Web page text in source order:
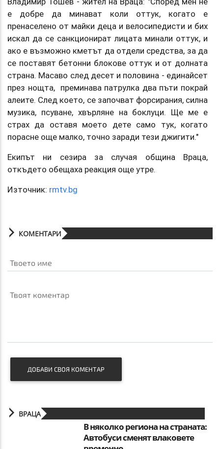
е добре да минават коли оттук, когато е
пренаселено от майки деца и велосипедисти и бих
искал да се санкционират лицата минали оттук, и
ако е възможно кметът да отдели средства, за да
се поставят бетонни блокове оттук и от долната
страна. Масаво след десет и половина - единайсет
през нощта, преминава патрулка два пъти покрай
алеите. След което, се започват форсирания, силна
музика, псуване, хвърляне на боклуци. Ще ме е
страх да оставя моето дете само тук, когато
порасне още малко, точно заради тези джигити."
Екипът ни сезира за случая община Враца,
откъдето обещаха реакция още утре.
Източник: rmtv.bg
КОМЕНТАРИ
Твоето име
Твоят коментар
ДОБАВИ СВОЯ КОМЕНТАР
ВРАЦА
В няколко региона на страната:
Автобуси сменят влаковете